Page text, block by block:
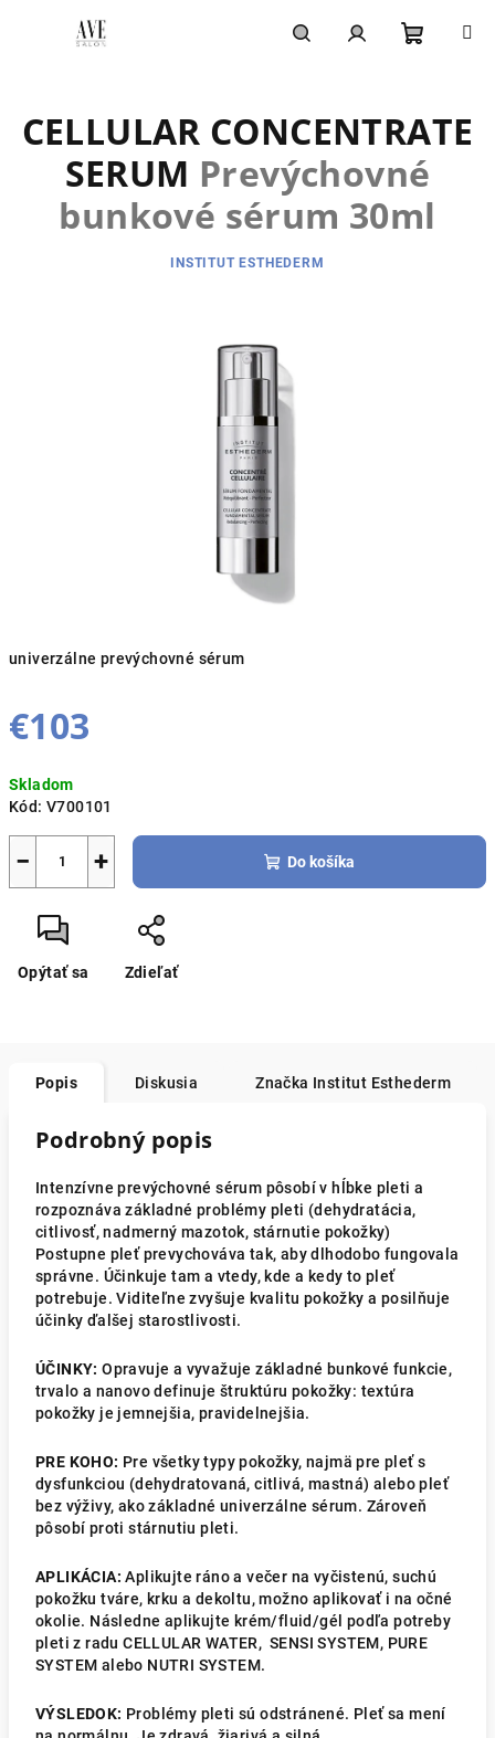
košík
univerzálne prevýchovné sérum
€103
cena:
Skladom
Kód: V700101
+
− Do košíka
Opýtať sa Zdieľať
CELLULAR CONCENTRATE
SERUM Prevýchovné
bunkové sérum 30ml
INSTITUT ESTHEDERM
Popis Diskusia Značka Institut Esthederm
Podrobný popis
Intenzívne prevýchovné sérum pôsobí v hĺbke pleti a
rozpoznáva základné problémy pleti (dehydratácia,
citlivosť, nadmerný mazotok, stárnutie pokožky)
Postupne pleť prevychováva tak, aby dlhodobo fungovala
správne. Účinkuje tam a vtedy, kde a kedy to pleť
potrebuje. Viditeľne zvyšuje kvalitu pokožky a posilňuje
účinky ďalšej starostlivosti.
ÚČINKY: Opravuje a vyvažuje základné bunkové funkcie,
trvalo a nanovo definuje štruktúru pokožky: textúra
pokožky je jemnejšia, pravidelnejšia.
PRE KOHO: Pre všetky typy pokožky, najmä pre pleť s
dysfunkciou (dehydratovaná, citlivá, mastná) alebo pleť
bez výživy, ako základné univerzálne sérum. Zároveň
pôsobí proti stárnutiu pleti.
APLIKÁCIA: Aplikujte ráno a večer na vyčistenú, suchú
pokožku tváre, krku a dekoltu, možno aplikovať i na očné
okolie. Následne aplikujte krém/fluid/gél podľa potreby
pleti z radu CELLULAR WATER, SENSI SYSTEM, PURE
SYSTEM alebo NUTRI SYSTEM.
VÝSLEDOK: Problémy pleti sú odstránené. Pleť sa mení